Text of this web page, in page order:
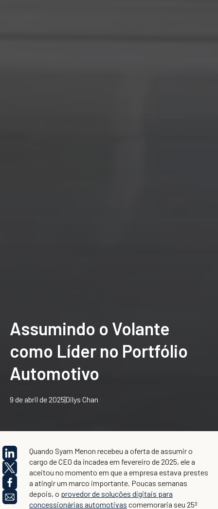
Assumindo o Volante
como Líder no Portfólio
Automotivo
9 de abril de 2025Dilys Chan
Quando Syam Menon recebeu a oferta de assumir o
cargo de CEO da incadea em fevereiro de 2025, ele a
aceitou no momento em que a empresa estava prestes
a atingir um marco importante. Poucas semanas
depois, o provedor de soluções digitais para
concessionárias automotivas comemoraria seu 25º